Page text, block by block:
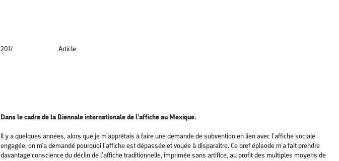
2017 Article
Dans le cadre de la Biennale internationale de l’affiche au Mexique.
Il y a quelques années, alors que je m’apprêtais à faire une demande de subvention en lien avec l’affiche sociale
engagée, on m’a demandé pourquoi l’affiche est dépassée et vouée à disparaître. Ce bref épisode m’a fait prendre
davantage conscience du déclin de l’affiche traditionnelle, imprimée sans artifice, au profit des multiples moyens de